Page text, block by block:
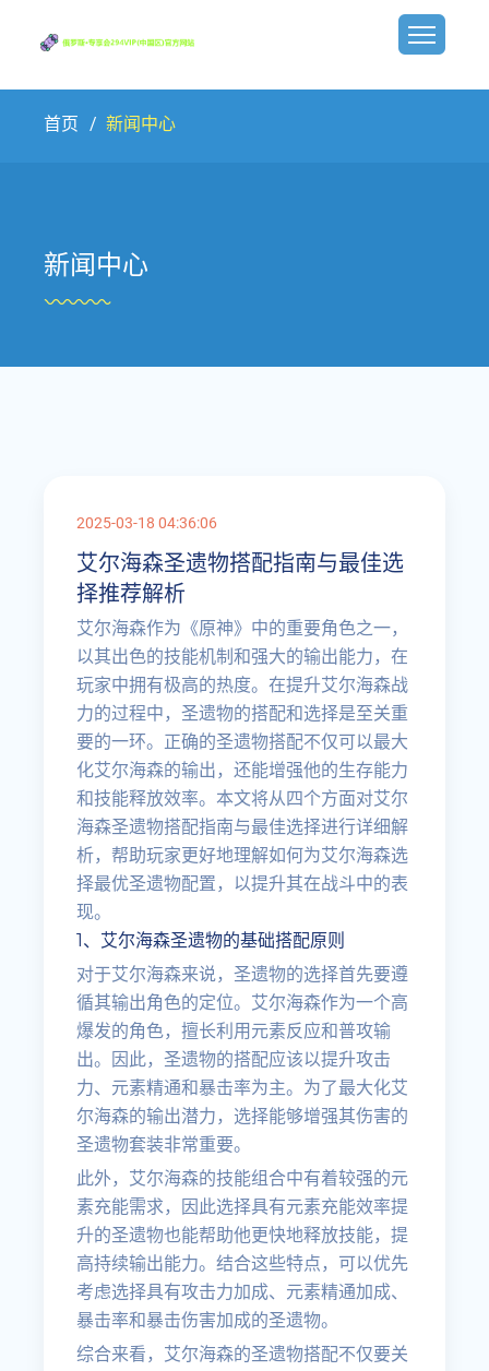
首页 新闻中心
新闻中心
2025-03-18 04:36:06
艾尔海森圣遗物搭配指南与最佳选
择推荐解析
艾尔海森作为《原神》中的重要角色之一，
以其出色的技能机制和强大的输出能力，在
玩家中拥有极高的热度。在提升艾尔海森战
力的过程中，圣遗物的搭配和选择是至关重
要的一环。正确的圣遗物搭配不仅可以最大
化艾尔海森的输出，还能增强他的生存能力
和技能释放效率。本文将从四个方面对艾尔
海森圣遗物搭配指南与最佳选择进行详细解
析，帮助玩家更好地理解如何为艾尔海森选
择最优圣遗物配置，以提升其在战斗中的表
现。
1、艾尔海森圣遗物的基础搭配原则
对于艾尔海森来说，圣遗物的选择首先要遵
循其输出角色的定位。艾尔海森作为一个高
爆发的角色，擅长利用元素反应和普攻输
出。因此，圣遗物的搭配应该以提升攻击
力、元素精通和暴击率为主。为了最大化艾
尔海森的输出潜力，选择能够增强其伤害的
圣遗物套装非常重要。
此外，艾尔海森的技能组合中有着较强的元
素充能需求，因此选择具有元素充能效率提
升的圣遗物也能帮助他更快地释放技能，提
高持续输出能力。结合这些特点，可以优先
考虑选择具有攻击力加成、元素精通加成、
暴击率和暴击伤害加成的圣遗物。
综合来看，艾尔海森的圣遗物搭配不仅要关